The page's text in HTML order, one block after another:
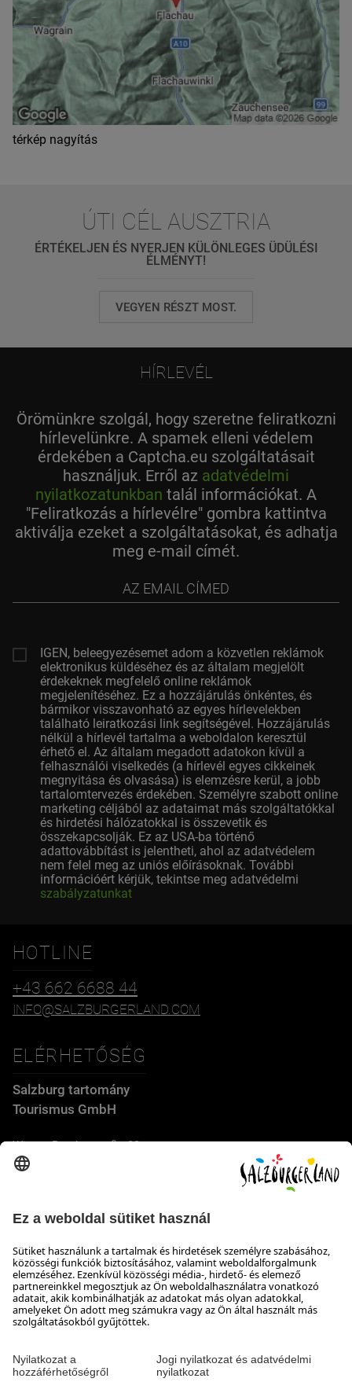
térkép nagyítás
ÚTI CÉL AUSZTRIA
ÉRTÉKELJEN ÉS NYERJEN KÜLÖNLEGES ÜDÜLÉSI
ÉLMÉNYT!
VEGYEN RÉSZT MOST.
HÍRLEVÉL
Örömünkre szolgál, hogy szeretne feliratkozni
hírlevelünkre. A spamek elleni védelem
érdekében a Captcha.eu szolgáltatásait
használjuk. Erről az adatvédelmi
nyilatkozatunkban talál információkat. A
"Feliratkozás a hírlevélre" gombra kattintva
aktiválja ezeket a szolgáltatásokat, és adhatja
meg e-mail címét.
címed
IGEN, beleegyezésemet adom a közvetlen reklámok
elektronikus küldéséhez és az általam megjelölt
érdekeknek megfelelő online reklámok
megjelenítéséhez. Ez a hozzájárulás önkéntes, és
bármikor visszavonható az egyes hírlevelekben
található leiratkozási link segítségével. Hozzájárulás
nélkül a hírlevél tartalma a weboldalon keresztül
érhető el. Az általam megadott adatokon kívül a
felhasználói viselkedés (a hírlevél egyes cikkeinek
megnyitása és olvasása) is elemzésre kerül, a jobb
tartalomtervezés érdekében. Személyre szabott online
marketing céljából az adataimat más szolgáltatókkal
és hirdetési hálózatokkal is összevetik és
összekapcsolják. Ez az USA-ba történő
adattovábbítást is jelentheti, ahol az adatvédelem
nem felel meg az uniós előírásoknak. További
információért kérjük, tekintse meg adatvédelmi
szabályzatunkat
HOTLINE
+43 662 6688 44
INFO@SALZBURGERLAND.COM
ELÉRHETŐSÉG
Salzburg tartomány
Tourismus GmbH
Wiener Bundesstraße 23
5300 Hallwang
NYITVATARTÁS
Várjuk jelentkezését
Készséggel állunk rendelkezésére hétfőtől csütörtökig 8:00-
tól 17:30-ig, pénteken 8:00-tól 17:00-ig
Elérhetőség